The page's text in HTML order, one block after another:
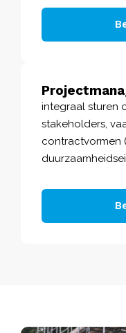
integraal sturen
stakeholders,
contractvormen